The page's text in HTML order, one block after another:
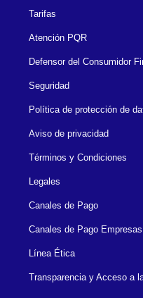
Tarifas
Atención PQR
Defensor del Consumidor
Seguridad
Política de protección de
Aviso de privacidad
Términos y Condiciones
Legales
Canales de Pago
Canales de Pago Empresas
Línea Ética
Transparencia y Acceso a